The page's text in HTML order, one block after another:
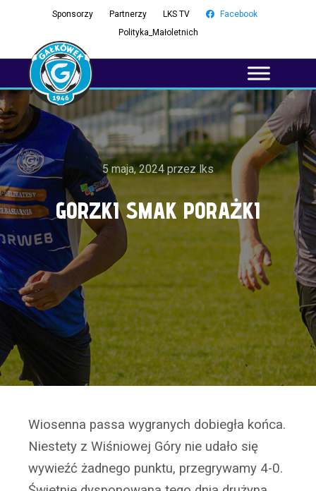
Sponsorzy Partnerzy LKS TV
Facebook
Polityka_Małoletnich
5 maja, 2024 przezlks
GORZKI SMAK PORAŻKI
Wiosenna passa wygranych dobiegła końca.
Niestety z Wiśniowej Góry nie udało się
wywieźć żadnego punktu, przegrywamy 4-0.